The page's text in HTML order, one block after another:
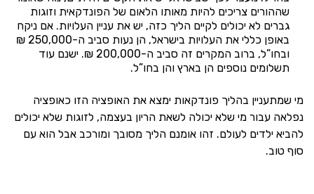
שההורים צריכים להיות מאותו הלאום של הפונדקאית וזוגות
גברים לא יכולים לקיים הליך כזה, יש את עניין העלויות. אם ניקח
באופן כללי את העלויות בישראל, הן נעות סביב ה-250,000 ₪
ובחו”ל, ברוב המקרים זה סביב ה-200,000 ₪. ישנם עוד
תשלומים נוספים הן בארץ והן בחו”ל.
מי שמתעניין בהליך פונדקאות ימצא את האופציה הזו כאופציה
נפלאה עבור מי שלא יכולה לשאת הריון בעצמה, לזוגות שלא יכולים
להביא ילדים לעולם. זהו אומנם הליך מסובך ומורכב אבל הוא עם
סוף טוב.